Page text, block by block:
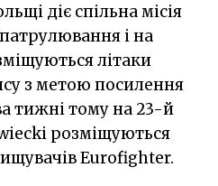
діє спільна місія
і на
літаки
з метою посилення
тижні тому на 23-й
розміщуються
Eurofighter.